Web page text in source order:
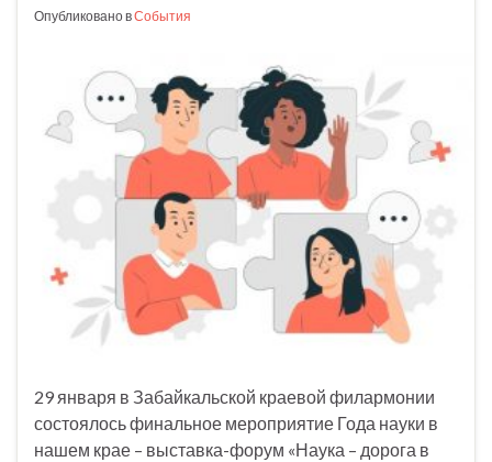
Опубликовано вСобытия
29 января в Забайкальской краевой филармонии
состоялось финальное мероприятие Года науки в
нашем крае – выставка-форум «Наука – дорога в